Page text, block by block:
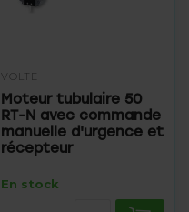
VOLTE
Moteur tubulaire 50
RT-N avec commande
manuelle d'urgence et
récepteur
En stock